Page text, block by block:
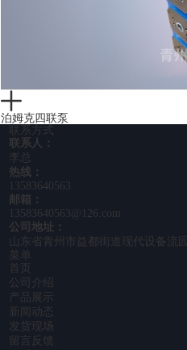
泊姆克四联泵
联系方式
联系人：
李总
热线：
13583640563
邮箱：
13583640563@126.com
公司地址：
山东省青州市益都街道现代设备流园
菜单
首页
公司介绍
产品展示
新闻动态
发货现场
留言反馈